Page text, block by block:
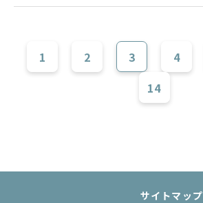
1 2 3 4
14
サイトマップ